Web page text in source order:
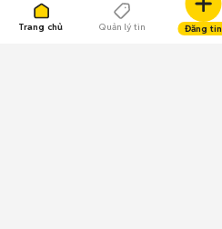
Trang chủ Quản lý tin Đăng tin